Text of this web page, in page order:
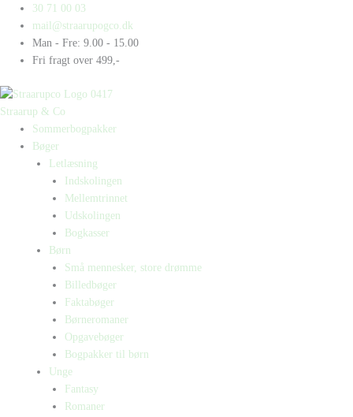
indholdet
30 71 00 03
mail@straarupogco.dk
Man - Fre: 9.00 - 15.00
Fri fragt over 499,-
Straarup & Co
Sommerbogpakker
Bøger
Letlæsning
Indskolingen
Mellemtrinnet
Udskolingen
Bogkasser
Børn
Små mennesker, store drømme
Billedbøger
Faktabøger
Børneromaner
Opgavebøger
Bogpakker til børn
Unge
Fantasy
Romaner
Products
search
Products
search